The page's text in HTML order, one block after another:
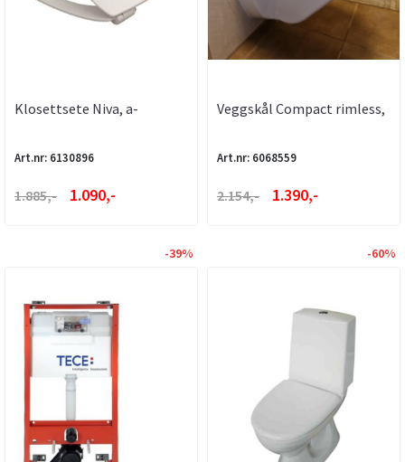
Klosettsete Niva, a-
Art.nr: 6130896
1.885,- 1.090,-
Veggskål Compact rimless,
Art.nr: 6068559
2.154,- 1.390,-
-39% -60%